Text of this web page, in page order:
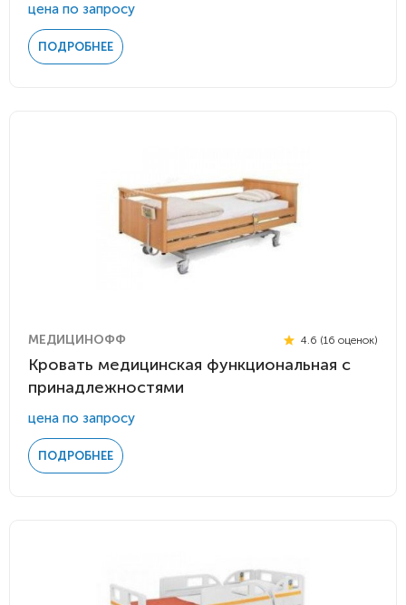
цена по запросу
ПОДРОБНЕЕ
МЕДИЦИНОФФ 4.6 (16 оценок)
Кровать медицинская функциональная с
принадлежностями
цена по запросу
ПОДРОБНЕЕ